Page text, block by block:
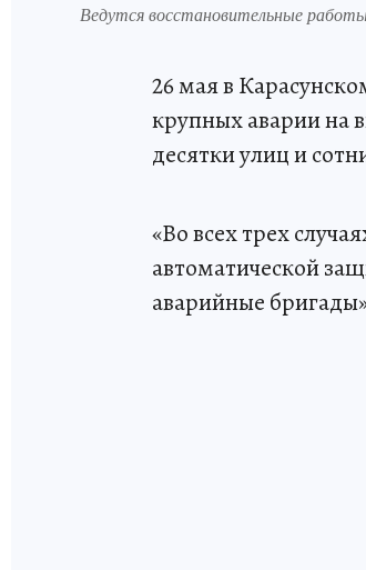
Ведутся восстановительные
26 мая в
крупных аварии на
десятки улиц и
«Во всех трех
автоматической
аварийные